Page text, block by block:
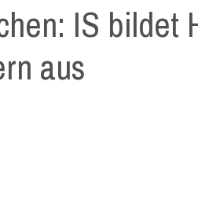
IS bildet
aus